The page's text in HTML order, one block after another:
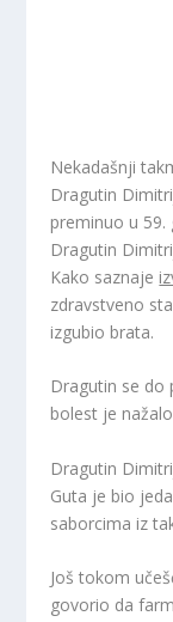
Nekadašnji
Dragutin
preminuo u 59.
Dragutin
Kako saznaje
zdravstveno
izgubio brata.
Dragutin se do
bolest je
Dragutin
Guta je bio
saborcima iz
Još tokom
govorio da